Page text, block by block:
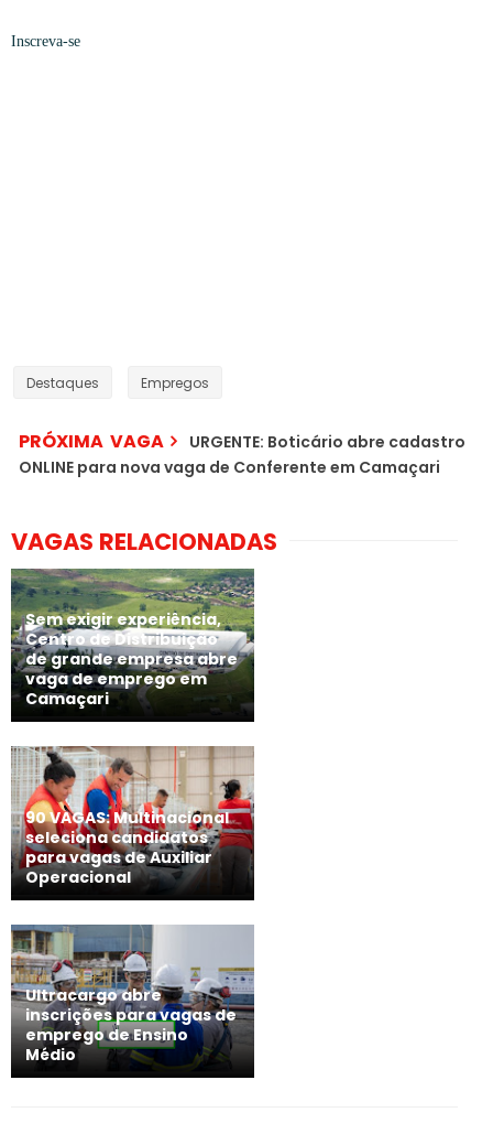
Inscreva-se
Destaques Empregos
PRÓXIMA VAGA
URGENTE: Boticário abre cadastro
ONLINE para nova vaga de Conferente em Camaçari
VAGAS RELACIONADAS
Sem exigir experiência,
Centro de Distribuição
de grande empresa abre
vaga de emprego em
Camaçari
90 VAGAS: Multinacional
seleciona candidatos
para vagas de Auxiliar
Operacional
Ultracargo abre
inscrições para vagas de
emprego de Ensino
Médio